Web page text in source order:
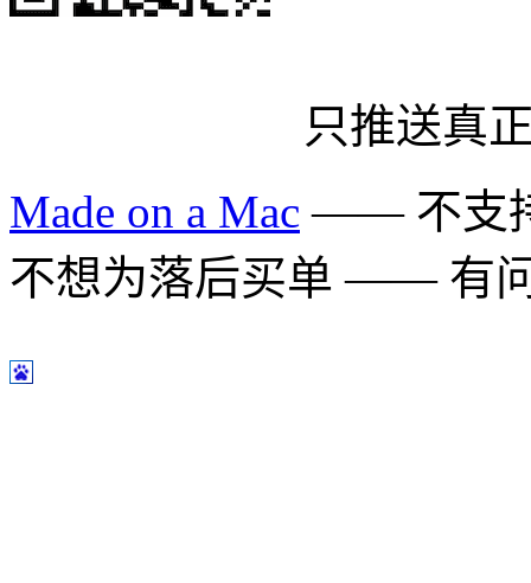
只推送真
Made on a Mac —— 不支
不想为落后买单 —— 有